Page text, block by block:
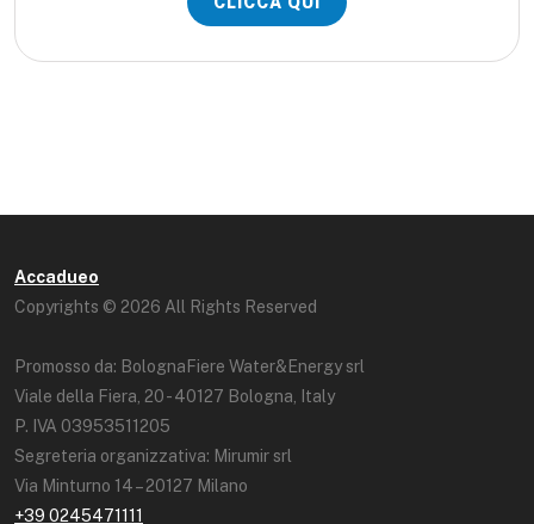
Accadueo
Copyrights © 2026 All Rights Reserved
Promosso da: BolognaFiere Water&Energy srl
Viale della Fiera, 20 - 40127 Bologna, Italy
P. IVA 03953511205
Segreteria organizzativa: Mirumir srl
Via Minturno 14 – 20127 Milano
+39 0245471111